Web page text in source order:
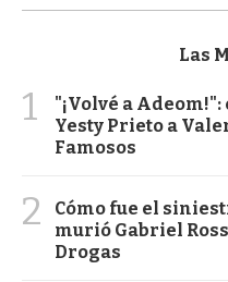
Las
1
"¡Volvé a
Yesty Prieto a
Famosos
2
Cómo fue el
murió Gabriel
Drogas